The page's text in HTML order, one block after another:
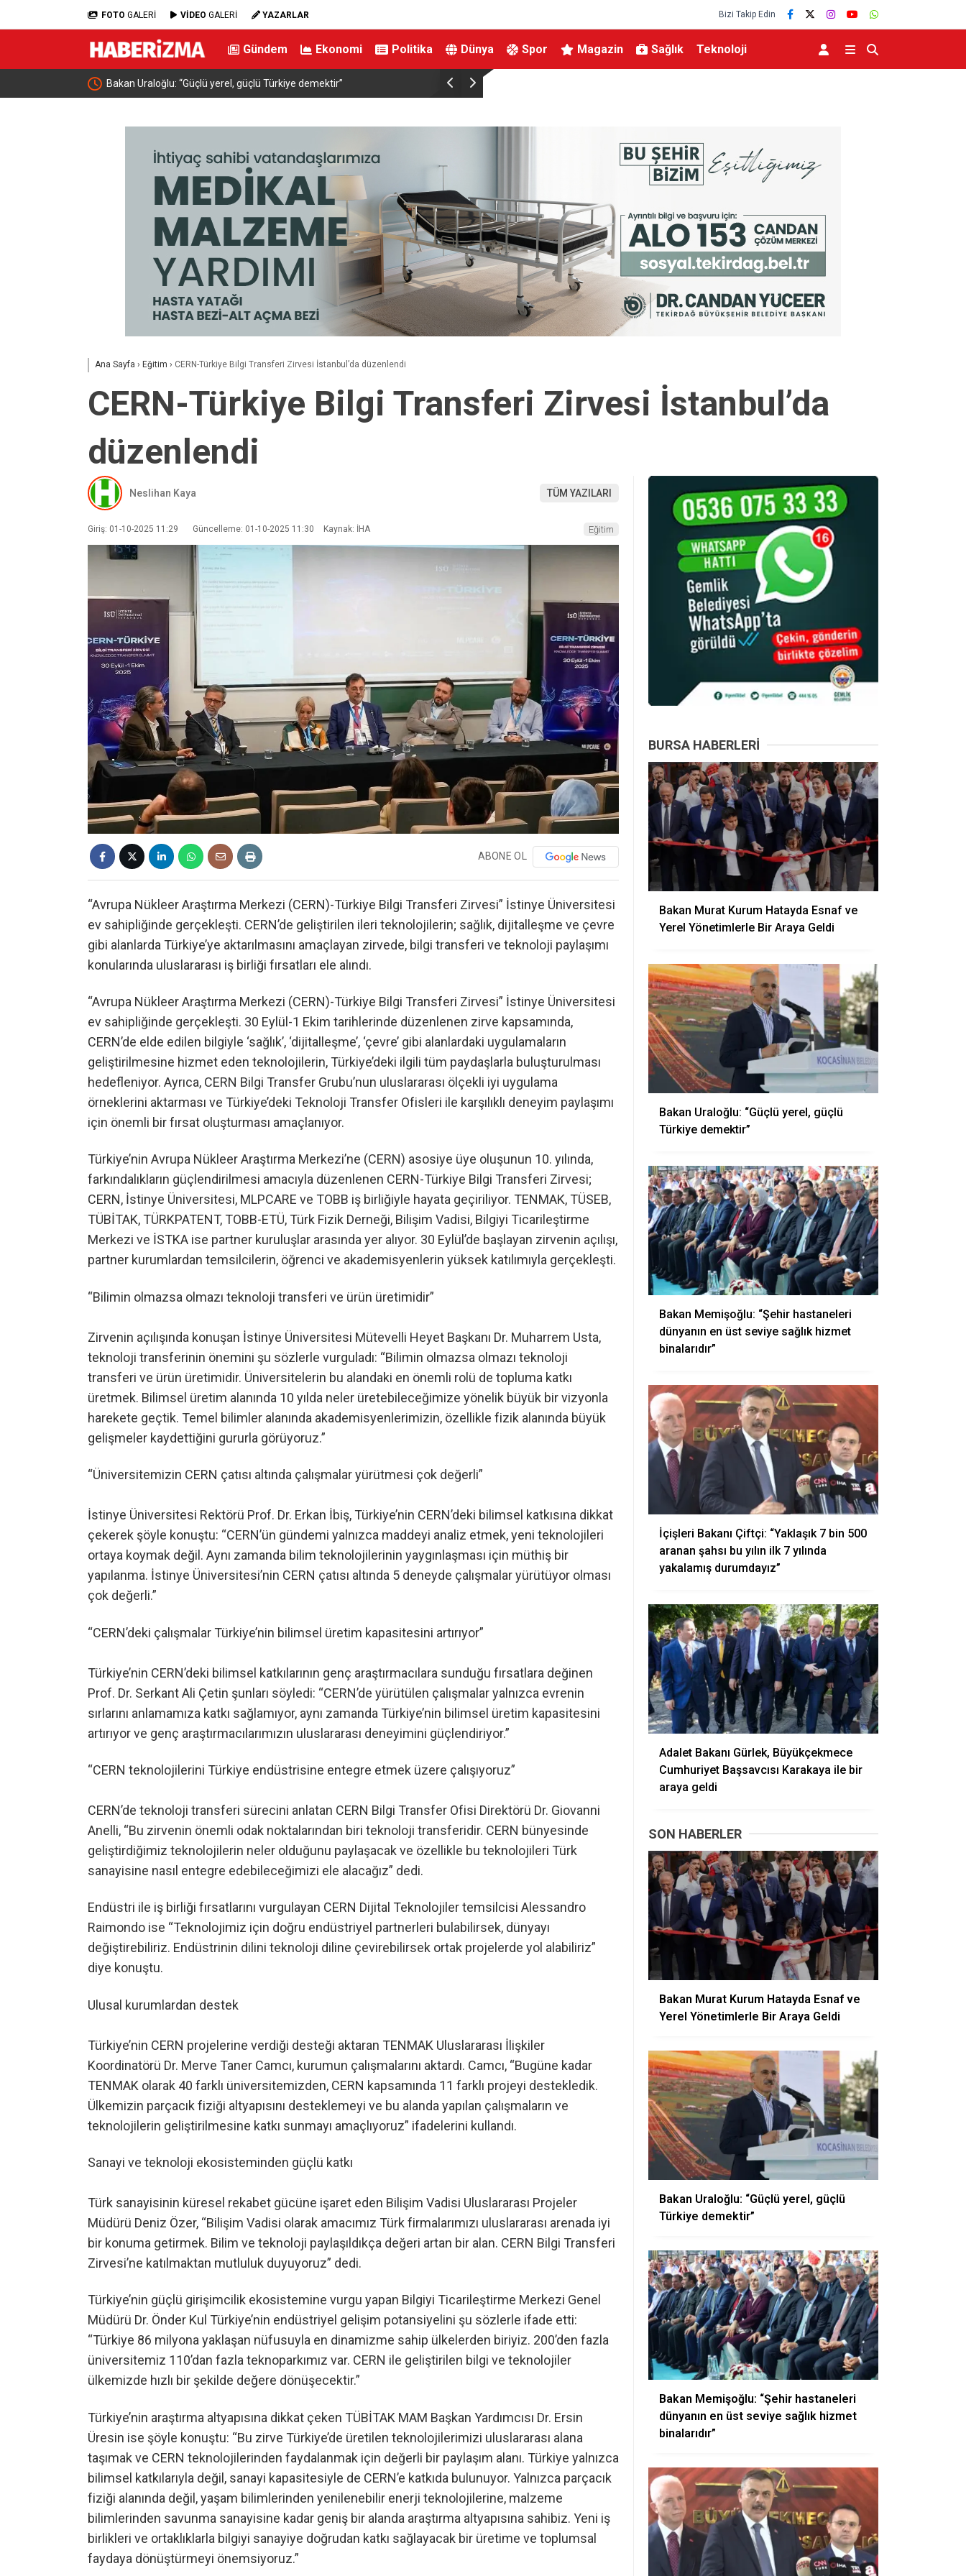
FOTO GALERİ VİDEO GALERİ YAZARLAR Bizi Takip Edin
Gündem Ekonomi Politika Dünya Spor Magazin Sağlık Teknoloji
Bakan Uraloğlu: “Güçlü yerel, güçlü Türkiye demektir” Bakan Memişoğlu: “Şehir hastaneleri dünyanın en üst seviye sağlık
Ana Sayfa › Eğitim › CERN-Türkiye Bilgi Transferi Zirvesi İstanbul’da düzenlendi
CERN-Türkiye Bilgi Transferi Zirvesi İstanbul’da
düzenlendi
Neslihan Kaya TÜM YAZILARI
Giriş: 01-10-2025 11:29 Güncelleme: 01-10-2025 11:30 Kaynak: İHA Eğitim
ABONE OL
“Avrupa Nükleer Araştırma Merkezi (CERN)-Türkiye Bilgi Transferi Zirvesi” İstinye Üniversitesi
ev sahipliğinde gerçekleşti. CERN’de geliştirilen ileri teknolojilerin; sağlık, dijitalleşme ve çevre
gibi alanlarda Türkiye’ye aktarılmasını amaçlayan zirvede, bilgi transferi ve teknoloji paylaşımı
konularında uluslararası iş birliği fırsatları ele alındı.
“Avrupa Nükleer Araştırma Merkezi (CERN)-Türkiye Bilgi Transferi Zirvesi” İstinye Üniversitesi
ev sahipliğinde gerçekleşti. 30 Eylül-1 Ekim tarihlerinde düzenlenen zirve kapsamında,
CERN’de elde edilen bilgiyle ‘sağlık’, ‘dijitalleşme’, ‘çevre’ gibi alanlardaki uygulamaların
geliştirilmesine hizmet eden teknolojilerin, Türkiye’deki ilgili tüm paydaşlarla buluşturulması
hedefleniyor. Ayrıca, CERN Bilgi Transfer Grubu’nun uluslararası ölçekli iyi uygulama
örneklerini aktarması ve Türkiye’deki Teknoloji Transfer Ofisleri ile karşılıklı deneyim paylaşımı
için önemli bir fırsat oluşturması amaçlanıyor.
Türkiye’nin Avrupa Nükleer Araştırma Merkezi’ne (CERN) asosiye üye oluşunun 10. yılında,
farkındalıkların güçlendirilmesi amacıyla düzenlenen CERN-Türkiye Bilgi Transferi Zirvesi;
CERN, İstinye Üniversitesi, MLPCARE ve TOBB iş birliğiyle hayata geçiriliyor. TENMAK, TÜSEB,
TÜBİTAK, TÜRKPATENT, TOBB-ETÜ, Türk Fizik Derneği, Bilişim Vadisi, Bilgiyi Ticarileştirme
Merkezi ve İSTKA ise partner kuruluşlar arasında yer alıyor. 30 Eylül’de başlayan zirvenin açılışı,
partner kurumlardan temsilcilerin, öğrenci ve akademisyenlerin yüksek katılımıyla gerçekleşti.
“Bilimin olmazsa olmazı teknoloji transferi ve ürün üretimidir”
Zirvenin açılışında konuşan İstinye Üniversitesi Mütevelli Heyet Başkanı Dr. Muharrem Usta,
teknoloji transferinin önemini şu sözlerle vurguladı: “Bilimin olmazsa olmazı teknoloji
transferi ve ürün üretimidir. Üniversitelerin bu alandaki en önemli rolü de topluma katkı
üretmek. Bilimsel üretim alanında 10 yılda neler üretebileceğimize yönelik büyük bir vizyonla
harekete geçtik. Temel bilimler alanında akademisyenlerimizin, özellikle fizik alanında büyük
gelişmeler kaydettiğini gururla görüyoruz.”
“Üniversitemizin CERN çatısı altında çalışmalar yürütmesi çok değerli”
İstinye Üniversitesi Rektörü Prof. Dr. Erkan İbiş, Türkiye’nin CERN’deki bilimsel katkısına dikkat
çekerek şöyle konuştu: “CERN’ün gündemi yalnızca maddeyi analiz etmek, yeni teknolojileri
ortaya koymak değil. Aynı zamanda bilim teknolojilerinin yaygınlaşması için müthiş bir
yapılanma. İstinye Üniversitesi’nin CERN çatısı altında 5 deneyde çalışmalar yürütüyor olması
çok değerli.”
“CERN’deki çalışmalar Türkiye’nin bilimsel üretim kapasitesini artırıyor”
Türkiye’nin CERN’deki bilimsel katkılarının genç araştırmacılara sunduğu fırsatlara değinen
Prof. Dr. Serkant Ali Çetin şunları söyledi: “CERN’de yürütülen çalışmalar yalnızca evrenin
sırlarını anlamamıza katkı sağlamıyor, aynı zamanda Türkiye’nin bilimsel üretim kapasitesini
artırıyor ve genç araştırmacılarımızın uluslararası deneyimini güçlendiriyor.”
“CERN teknolojilerini Türkiye endüstrisine entegre etmek üzere çalışıyoruz”
CERN’de teknoloji transferi sürecini anlatan CERN Bilgi Transfer Ofisi Direktörü Dr. Giovanni
Anelli, “Bu zirvenin önemli odak noktalarından biri teknoloji transferidir. CERN bünyesinde
geliştirdiğimiz teknolojilerin neler olduğunu paylaşacak ve özellikle bu teknolojileri Türk
sanayisine nasıl entegre edebileceğimizi ele alacağız” dedi.
Endüstri ile iş birliği fırsatlarını vurgulayan CERN Dijital Teknolojiler temsilcisi Alessandro
Raimondo ise “Teknolojimiz için doğru endüstriyel partnerleri bulabilirsek, dünyayı
değiştirebiliriz. Endüstrinin dilini teknoloji diline çevirebilirsek ortak projelerde yol alabiliriz”
diye konuştu.
Ulusal kurumlardan destek
Türkiye’nin CERN projelerine verdiği desteği aktaran TENMAK Uluslararası İlişkiler
Koordinatörü Dr. Merve Taner Camcı, kurumun çalışmalarını aktardı. Camcı, “Bugüne kadar
TENMAK olarak 40 farklı üniversitemizden, CERN kapsamında 11 farklı projeyi destekledik.
Ülkemizin parçacık fiziği altyapısını desteklemeyi ve bu alanda yapılan çalışmaların ve
teknolojilerin geliştirilmesine katkı sunmayı amaçlıyoruz” ifadelerini kullandı.
Sanayi ve teknoloji ekosisteminden güçlü katkı
Türk sanayisinin küresel rekabet gücüne işaret eden Bilişim Vadisi Uluslararası Projeler
Müdürü Deniz Özer, “Bilişim Vadisi olarak amacımız Türk firmalarımızı uluslararası arenada iyi
bir konuma getirmek. Bilim ve teknoloji paylaşıldıkça değeri artan bir alan. CERN Bilgi Transferi
Zirvesi’ne katılmaktan mutluluk duyuyoruz” dedi.
Türkiye’nin güçlü girişimcilik ekosistemine vurgu yapan Bilgiyi Ticarileştirme Merkezi Genel
Müdürü Dr. Önder Kul Türkiye’nin endüstriyel gelişim potansiyelini şu sözlerle ifade etti:
“Türkiye 86 milyona yaklaşan nüfusuyla en dinamizme sahip ülkelerden biriyiz. 200’den fazla
üniversitemiz 110’dan fazla teknoparkımız var. CERN ile geliştirilen bilgi ve teknolojiler
ülkemizde hızlı bir şekilde değere dönüşecektir.”
Türkiye’nin araştırma altyapısına dikkat çeken TÜBİTAK MAM Başkan Yardımcısı Dr. Ersin
Üresin ise şöyle konuştu: “Bu zirve Türkiye’de üretilen teknolojilerimizi uluslararası alana
taşımak ve CERN teknolojilerinden faydalanmak için değerli bir paylaşım alanı. Türkiye yalnızca
bilimsel katkılarıyla değil, sanayi kapasitesiyle de CERN’e katkıda bulunuyor. Yalnızca parçacık
fiziği alanında değil, yaşam bilimlerinden yenilenebilir enerji teknolojilerine, malzeme
bilimlerinden savunma sanayisine kadar geniş bir alanda araştırma altyapısına sahibiz. Yeni iş
birlikleri ve ortaklıklarla bilgiyi sanayiye doğrudan katkı sağlayacak bir üretime ve toplumsal
faydaya dönüştürmeyi önemsiyoruz.”
BURSA HABERLERI
Bakan Murat Kurum Hatayda Esnaf ve
Yerel Yönetimlerle Bir Araya Geldi
Bakan Uraloğlu: “Güçlü yerel, güçlü
Türkiye demektir”
Bakan Memişoğlu: “Şehir hastaneleri
dünyanın en üst seviye sağlık hizmet
binalarıdır”
İçişleri Bakanı Çiftçi: “Yaklaşık 7 bin 500
aranan şahsı bu yılın ilk 7 yılında
yakalamış durumdayız”
Adalet Bakanı Gürlek, Büyükçekmece
Cumhuriyet Başsavcısı Karakaya ile bir
araya geldi
SON HABERLER
Bakan Murat Kurum Hatayda Esnaf ve
Yerel Yönetimlerle Bir Araya Geldi
Bakan Uraloğlu: “Güçlü yerel, güçlü
Türkiye demektir”
Bakan Memişoğlu: “Şehir hastaneleri
dünyanın en üst seviye sağlık hizmet
binalarıdır”